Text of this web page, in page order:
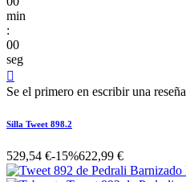
min
:
00
seg

Se el primero en escribir una reseña
Silla Tweet 898.2
529,54 €-15%622,99 €